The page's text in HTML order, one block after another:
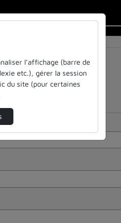
l’affichage (barre de
etc.), gérer la session
du site (pour certaines